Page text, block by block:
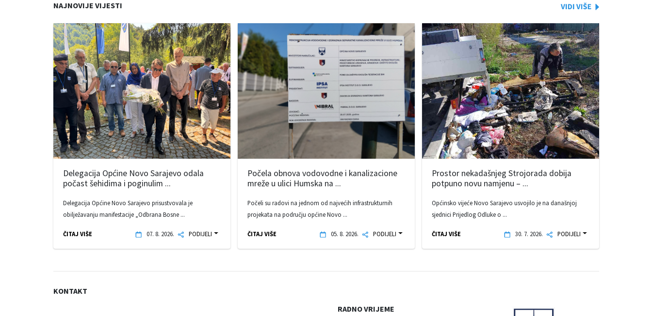
NAJNOVIJE VIJESTI
Delegacija Općine Novo Sarajevo odala
počast šehidima i poginulim ...
Delegacija Općine Novo Sarajevo prisustvovala je
obilježavanju manifestacije „Odbrana Bosne ...
ČITAJ VIŠE 07. 8. 2026. PODIJELI
Počela obnova vodovodne i kanalizacione
mreže u ulici Humska na ...
Počeli su radovi na jednom od najvećih infrastrukturnih
projekata na području općine Novo ...
ČITAJ VIŠE 05. 8. 2026. PODIJELI
Prostor nekadašnjeg Strojorada dobija
potpuno novu namjenu – ...
Općinsko vijeće Novo Sarajevo usvojilo je na današnjoj
sjednici Prijedlog Odluke o ...
ČITAJ VIŠE 30. 7. 2026. PODIJELI
KONTAKT
RADNO VRIJEME